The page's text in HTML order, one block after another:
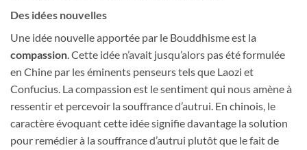
Des idées nouvelles
Une idée nouvelle apportée par le Bouddhisme est la
compassion. Cette idée n’avait jusqu’alors pas été formulée
en Chine par les éminents penseurs tels que Laozi et
Confucius. La compassion est le sentiment qui nous amène à
ressentir et percevoir la souffrance d’autrui. En chinois, le
caractère évoquant cette idée signifie davantage la solution
pour remédier à la souffrance d’autrui plutôt que le fait de